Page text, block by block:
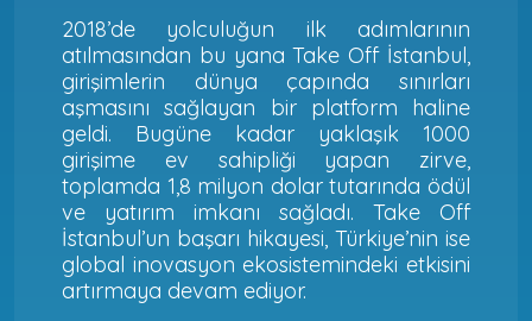
2018’de yolculuğun ilk adımlarının
atılmasından bu yana Take Off İstanbul,
girişimlerin dünya çapında sınırları
aşmasını sağlayan bir platform haline
geldi. Bugüne kadar yaklaşık 1000
girişime ev sahipliği yapan zirve,
toplamda 1,8 milyon dolar tutarında ödül
ve yatırım imkanı sağladı. Take Off
İstanbul’un başarı hikayesi, Türkiye’nin ise
global inovasyon ekosistemindeki etkisini
artırmaya devam ediyor.